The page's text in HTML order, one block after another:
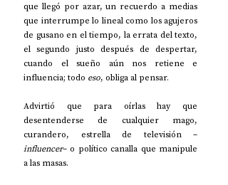
que llegó por azar, un recuerdo a medias
que interrumpe lo lineal como los agujeros
de gusano en el tiempo, la errata del texto,
el segundo justo después de despertar,
cuando el sueño aún nos retiene e
influencia; todo eso, obliga al pensar.
Advirtió que para oírlas hay que
desentenderse de cualquier mago,
curandero, estrella de televisión –
influencer– o político canalla que manipule
a las masas.